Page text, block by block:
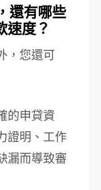
還有哪些
速度？
，您還可
的申貸資
證明、工作
漏而導致審